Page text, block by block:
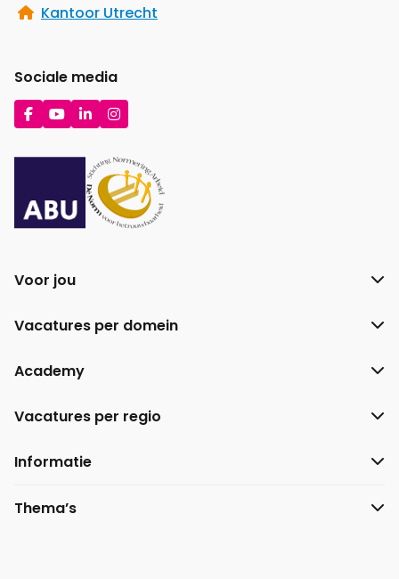
Kantoor Utrecht
Sociale media
Ga
naar
Facebook
Ga
naar
YouTube
Ga
naar
LinkedIn
Ga
naar
Instagram
Voor jou
Vacatures per domein
Academy
Vacatures per regio
Informatie
Thema’s